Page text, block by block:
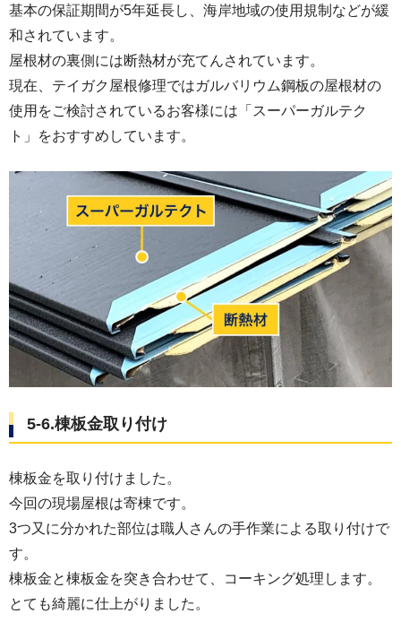
基本の保証期間が5年延長し、海岸地域の使用規制などが緩
和されています。
屋根材の裏側には断熱材が充てんされています。
現在、テイガク屋根修理ではガルバリウム鋼板の屋根材の
使用をご検討されているお客様には「スーパーガルテク
ト」をおすすめしています。
5-6.棟板金取り付け
棟板金を取り付けました。
今回の現場屋根は寄棟です。
3つ又に分かれた部位は職人さんの手作業による取り付けで
す。
棟板金と棟板金を突き合わせて、コーキング処理します。
とても綺麗に仕上がりました。